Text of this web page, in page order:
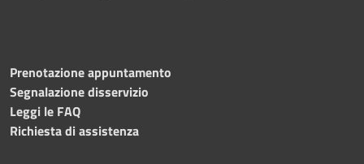
Prenotazione appuntamento
Segnalazione disservizio
Leggi le FAQ
Richiesta di assistenza